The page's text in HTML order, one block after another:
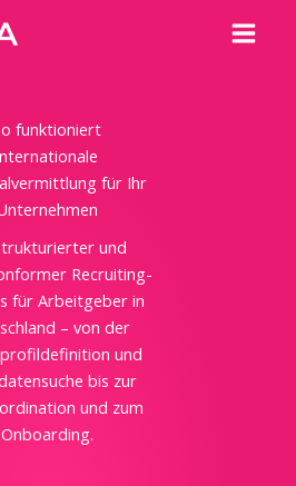
funktioniert
für Ihr
und
Recruiting-
für Arbeitgeber in
– von der
und
bis zur
und zum
Onboarding.